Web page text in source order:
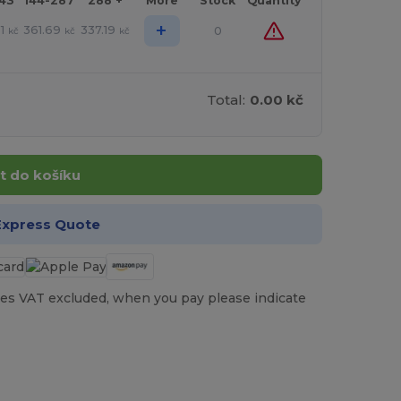
kč 361.69 kč 337.19 kč + 0
Total: 0.00 kč
do košíku
Quote
VAT excluded, when you pay please indicate